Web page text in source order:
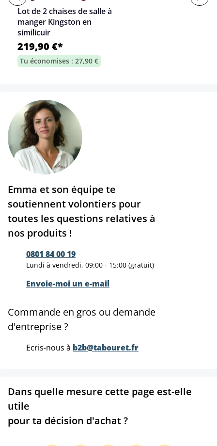
Lot de 2 chaises de salle à
manger Kingston en
similicuir
219,90 €*
Tu économises : 27,90 €
Emma et son équipe te
soutiennent volontiers pour
toutes les questions relatives à
nos produits !
0801 84 00 19
Lundi à vendredi, 09:00 - 15:00 (gratuit)
Envoie-moi un e-mail
Commande en gros ou demande
d'entreprise ?
Ecris-nous à b2b@tabouret.fr
Dans quelle mesure cette page est-elle
utile
pour ta décision d'achat ?